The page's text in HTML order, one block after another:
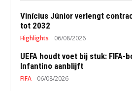
Vinícius Júnior verlengt
tot 2032
Highlights 06/08/2026
UEFA houdt voet bij stuk: FIFA-
Infantino aanblijft
FIFA 06/08/2026